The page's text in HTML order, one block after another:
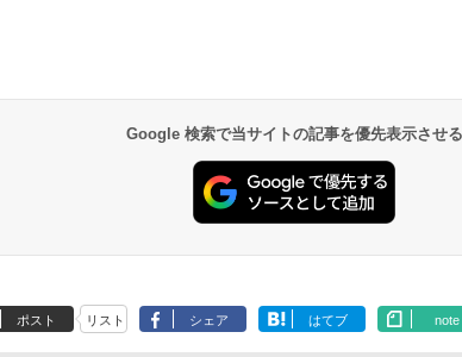
Google 検索で当サイトの記事を優先表示させる
ポスト リスト シェア はてブ note